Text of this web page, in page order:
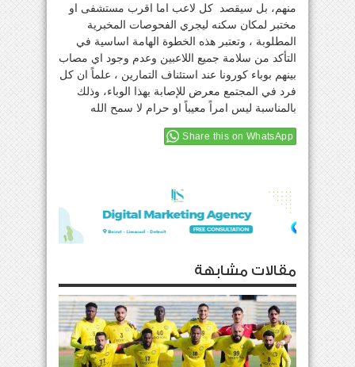
منهم، بل سيقصد كل لاعب اما اقرب مستشفى او
مختبر لمكان سكنه ليجري الفحوصات المخبرية
المطلوبة ، وتعتبر هذه الخطوة الهامة اساسية في
التأكد من سلامة جميع اللاعبين وعدم وجود اي مصاب
بينهم بوباء كورونا عند استئناف التمارين ، علماً ان كل
فرد في المجتمع معرض للإصابة بهذا الوباء، وذلك
بالمناسبة ليس امراً معيباً او حرام لا سمح الله
Share this on WhatsApp
مقالات مشابهة